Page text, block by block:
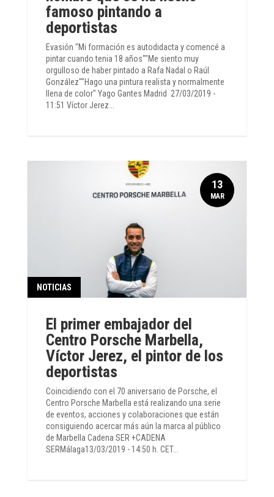
famoso pintando a
deportistas
Evasión "Mi formación es autodidacta y comencé a
pintar cuando tenia 18 años""Me siento muy
orgulloso de haber pintado a Rafa Nadal o Raúl
González""Hago una pintura realista y normalmente
llena de color" Yago Gantes Madrid 27/03/2019 -
11:51 Víctor Jerez...
El primer embajador del
Centro Porsche Marbella,
Víctor Jerez, el pintor de los
deportistas
NOTICIAS
Coincidiendo con el 70 aniversario de Porsche, el
Centro Porsche Marbella está realizando una serie
de eventos, acciones y colaboraciones que están
consiguiendo acercar más aún la marca al público
de Marbella Cadena SER +CADENA
SERMálaga13/03/2019 - 14:50 h. CET...
13
MAR